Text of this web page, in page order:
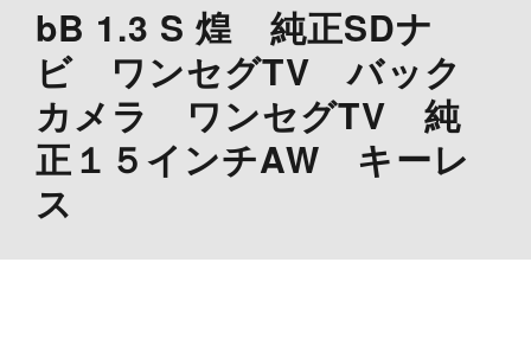
bB 1.3 S 煌 純正SDナ
ビ ワンセグTV バック
カメラ ワンセグTV 純
正１５インチAW キーレ
ス